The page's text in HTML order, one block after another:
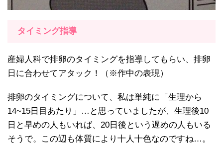
タイミング指導
産婦人科で排卵のタイミングを指導してもらい、排卵
日に合わせてアタック！（※作中の表現）
排卵のタイミングについて、私は単純に「生理から
14~15日目あたり」…と思っていましたが、生理後10
日と早めの人もいれば、20日後という遅めの人もいる
そうで。この辺も体質により十人十色なのですね…。